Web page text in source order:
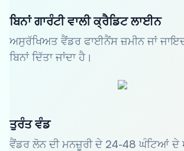
ਬਿਨਾਂ ਗਾਰੰਟੀ ਵਾਲੀ ਕ੍ਰੈਡਿਟ ਲਾਈਨ
ਅਸੁਰੱਖਿਅਤ ਵੈਂਡਰ ਫਾਈਨੈਂਸ ਜ਼ਮੀਨ ਜਾਂ
ਬਿਨਾਂ ਦਿੱਤਾ ਜਾਂਦਾ ਹੈ।
ਤੁਰੰਤ ਵੰਡ
ਵੈਂਡਰ ਲੋਨ ਦੀ ਮਨਜ਼ੂਰੀ ਦੇ 24-48 ਘੰਟਿਆਂ